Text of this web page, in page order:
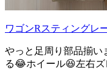
ワゴンRスティングレ
やっと足周り部品揃
る😂ホイール😆左右